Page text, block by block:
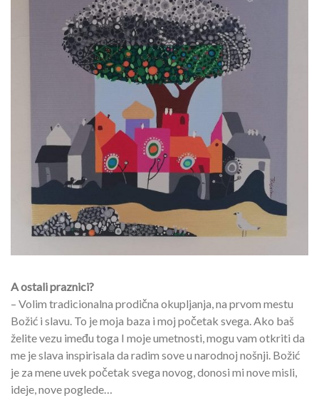
A ostali praznici?
– Volim tradicionalna prodična okupljanja, na prvom mestu
Božić i slavu. To je moja baza i moj početak svega. Ako baš
želite vezu imeđu toga I moje umetnosti, mogu vam otkriti da
me je slava inspirisala da radim sove u narodnoj nošnji. Božić
je za mene uvek početak svega novog, donosi mi nove misli,
ideje, nove poglede…